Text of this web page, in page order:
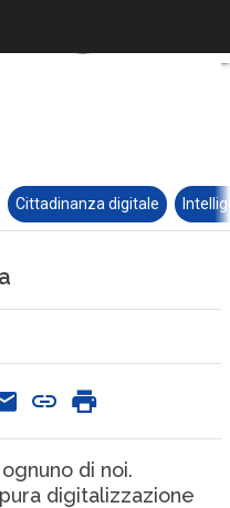
Cittadinanza digitale
di noi.
digitalizzazione